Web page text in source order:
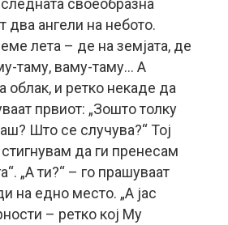
своеобразна
два ангели на небото.
лета – де на земјата, де
таму, ваму-таму… А
облак, и ретко некаде да
првиот: „Зошто толку
Што се случува?“ Тој
да ги пренесам
„А ти?“ – го прашуваат
на едно место. „А јас
– ретко кој Му